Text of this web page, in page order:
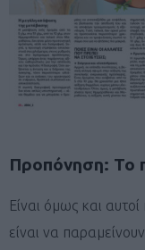
Προπόνηση: Το
Είναι όμως και
είναι να